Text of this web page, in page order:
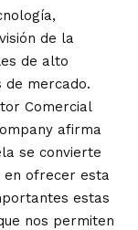
de la
de alto
de mercado.
Comercial
afirma
se convierte
en ofrecer esta
estas
nos permiten